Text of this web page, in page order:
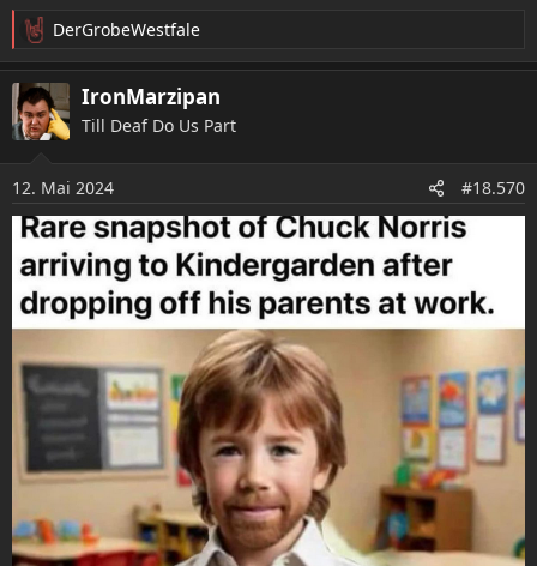
R
e
a
k
t
n
e
n
:
DerGrobeWestfale
IronMarzipan
Till Deaf Do Us Part
12. Mai 2024 #18.570